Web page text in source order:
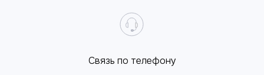
Cвязь по телефону